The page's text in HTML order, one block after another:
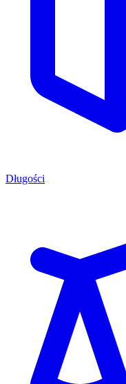
Długości